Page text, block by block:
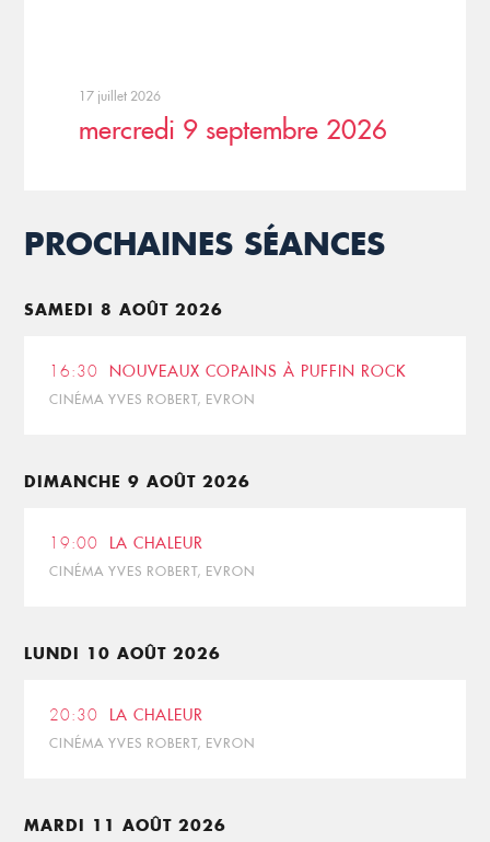
17 juillet 2026
mercredi 9 septembre 2026
PROCHAINES SÉANCES
SAMEDI 8 AOÛT 2026
16:30 NOUVEAUX COPAINS À PUFFIN ROCK
CINÉMA YVES ROBERT, EVRON
DIMANCHE 9 AOÛT 2026
19:00 LA CHALEUR
CINÉMA YVES ROBERT, EVRON
LUNDI 10 AOÛT 2026
20:30 LA CHALEUR
CINÉMA YVES ROBERT, EVRON
MARDI 11 AOÛT 2026